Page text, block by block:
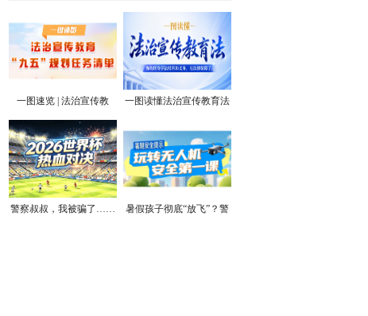
一图速览 | 法治宣传教
育“九五”规划任务清单
一图读懂法治宣传教育法
务，有法律保障了
警察叔叔，我被骗了……
暑假孩子彻底“放飞”？警